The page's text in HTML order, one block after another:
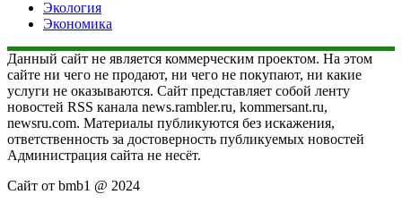
Экология
Экономика
Данный сайт не является коммерческим проектом. На этом
сайте ни чего не продают, ни чего не покупают, ни какие
услуги не оказываются. Сайт представляет собой ленту
новостей RSS канала news.rambler.ru, kommersant.ru,
newsru.com. Материалы публикуются без искажения,
ответственность за достоверность публикуемых новостей
Администрация сайта не несёт.
Сайт от bmb1 @ 2024